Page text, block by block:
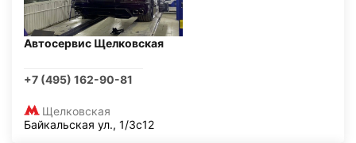
Автосервис Щелковская
+7 (495) 162-90-81
Щелковская
Байкальская ул., 1/3с12